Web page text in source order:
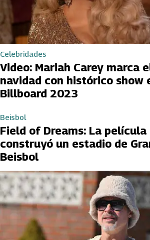
Celebridades
Video: Mariah Carey marca
navidad con histórico show
Billboard 2023
Beisbol
Field of Dreams: La película
construyó un estadio de
Beisbol